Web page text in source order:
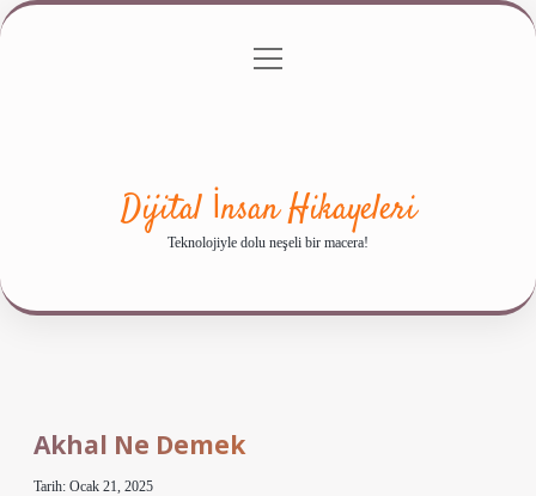
Gizlilik Politikası
menüyü
Dijital İnsan Hikayeleri
Teknolojiyle dolu neşeli bir macera!
Akhal Ne Demek
Tarih: Ocak 21, 2025